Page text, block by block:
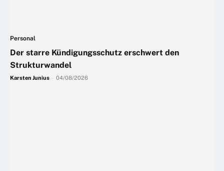
Personal
Der starre Kündigungsschutz erschwert den
Strukturwandel
Karsten Junius 04/08/2026